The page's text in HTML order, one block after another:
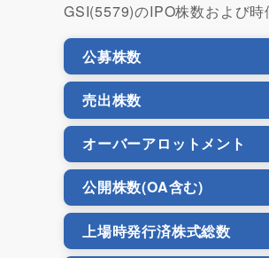
GSI(5579)のIPO株数および時
公募株数
売出株数
オーバーアロットメント
公開株数(OA含む)
上場時発行済株式総数